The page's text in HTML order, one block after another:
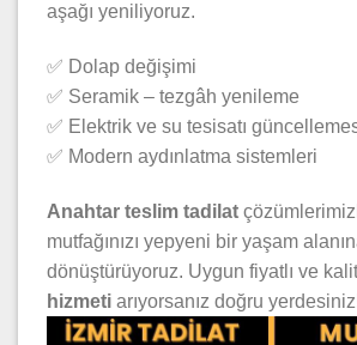
aşağı yeniliyoruz.
✅ Dolap değişimi
✅ Seramik – tezgâh yenileme
✅ Elektrik ve su tesisatı
✅ Modern aydınlatma sistemleri
Anahtar teslim tadilat
mutfağınızı yepyeni bir yaşam
dönüştürüyoruz. Uygun fiyatlı ve
hizmeti arıyorsanız doğru